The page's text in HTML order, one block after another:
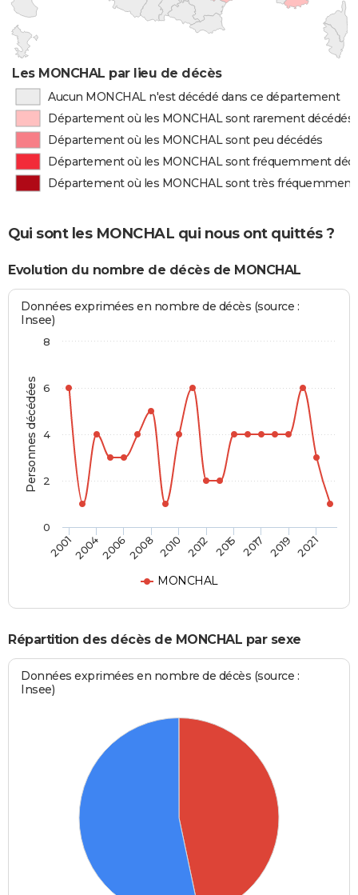
Les MONCHAL par lieu de décès
Aucun MONCHAL n'est décédé dans ce département
Département où les MONCHAL sont rarement décédés
Département où les MONCHAL sont peu décédés
Département où les MONCHAL sont fréquemment
Département où les MONCHAL sont très fréquemment
Qui sont les MONCHAL qui nous ont quittés ?
Evolution du nombre de décès de MONCHAL
Personnes décédées
Données exprimées en nombre de décès (source :
Insee)
MONCHAL
2001200420062008 2010 2012 2015 2017 2019 2021
0
2
4
6
8
Répartition des décès de MONCHAL par sexe
Données exprimées en nombre de décès (source :
Insee)